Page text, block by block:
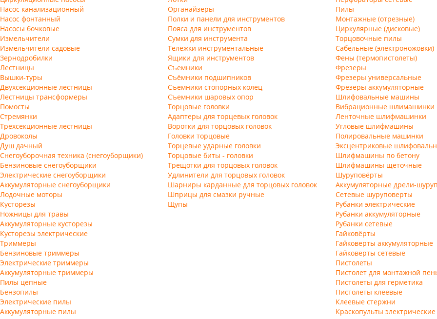
Насос канализационный
Насос фонтанный
Насосы бочковые
Измельчители
Измельчители садовые
Зернодробилки
Лестницы
Вышки-туры
Двухсекционные лестницы
Лестницы трансформеры
Помосты
Стремянки
Трехсекционные лестницы
Дровоколы
Душ дачный
Снегоуборочная техника (снегоуборщики)
Бензиновые снегоуборщики
Электрические снегоуборщики
Аккумуляторные снегоуборщики
Лодочные моторы
Кусторезы
Ножницы для травы
Аккумуляторные кусторезы
Кусторезы электрические
Триммеры
Бензиновые триммеры
Электрические триммеры
Аккумуляторные триммеры
Пилы цепные
Бензопилы
Электрические пилы
Аккумуляторные пилы
Органайзеры
Полки и панели для инструментов
Пояса для инструментов
Сумки для инструмента
Тележки инструментальные
Ящики для инструментов
Съемники
Съёмники подшипников
Съемники стопорных колец
Съемники шаровых опор
Торцовые головки
Адаптеры для торцевых головок
Воротки для торцовых головок
Головки торцовые
Торцевые ударные головки
Торцовые биты - головки
Трещотки для торцовых головок
Удлинители для торцовых головок
Шарниры карданные для торцовых головок
Шприцы для смазки ручные
Щупы
Пилы
Монтажные (отрезные)
Циркулярные (дисковые)
Торцовочные пилы
Сабельные (электроножовки)
Фены (термопистолеты)
Фрезеры
Фрезеры универсальные
Фрезеры аккумуляторные
Шлифовальные машины
Вибрационные шлимашинки
Ленточные шлифмашинки
Угловые шлифмашины
Полировальные машинки
Эксцентриковые
Шлифмашины по бетону
Шлифмашины щеточные
Шуруповёрты
Аккумуляторные дрели-
Сетевые шуруповерты
Рубанки электрические
Рубанки аккумуляторные
Рубанки сетевые
Гайковёрты
Гайковерты аккумуляторные
Гайковёрты сетевые
Пистолеты
Пистолет для монтажной
Пистолеты для герметика
Пистолеты клеевые
Клеевые стержни
Краскопульты электрические